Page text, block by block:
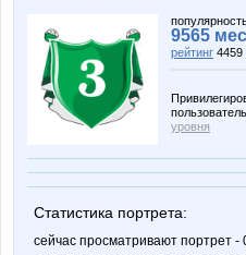
9565
рейтинг 4459
пользователь
уровня
Статистика портрета:
сейчас просматривают портрет -